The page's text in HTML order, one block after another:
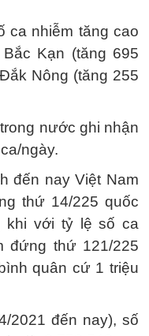
ca nhiễm tăng cao
Kạn (tăng 695
Nông (tăng 255
nước ghi nhận
ngày.
đến nay Việt Nam
thứ 14/225 quốc
khi với tỷ lệ số ca
đứng thứ 121/225
quân cứ 1 triệu
2021 đến nay), số